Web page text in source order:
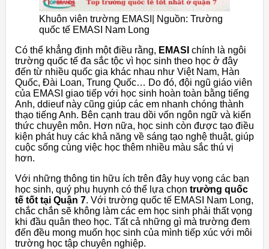
Khuôn viên trường EMASI| Nguồn: Trường
quốc tế EMASI Nam Long
Có thể khẳng định một điều rằng, EMASI chính là ngôi
trường quốc tế đa sắc tộc vì học sinh theo học ở đây
đến từ nhiều quốc gia khác nhau như Việt Nam, Hàn
Quốc, Đài Loan, Trung Quốc… Do đó, đội ngũ giáo viên
của EMASI giao tiếp với học sinh hoàn toàn bằng tiếng
Anh, ddieuf này cũng giúp các em nhanh chóng thành
thạo tiếng Anh. Bên cạnh trau dồi vốn ngôn ngữ và kiến
thức chuyên môn. Hơn nữa, học sinh còn được tạo điều
kiện phát huy các khả năng về sáng tạo nghệ thuật, giúp
cuộc sống cùng việc học thêm nhiều màu sắc thú vị
hơn.
Với những thông tin hữu ích trên đây huy vọng các bạn
học sinh, quý phụ huynh có thể lựa chọn trường quốc
tế tốt tại Quận 7. Với trường quốc tế EMASI Nam Long,
chắc chắn sẽ không làm các em học sinh phải thất vọng
khi đầu quân theo học. Tất cả những gì mà trường đem
đến đều mong muốn học sinh của mình tiếp xúc với môi
trường học tập chuyên nghiệp.